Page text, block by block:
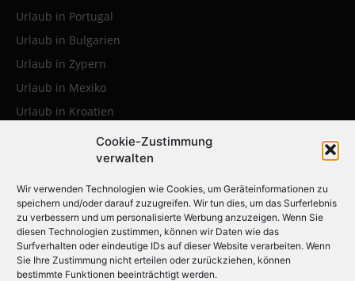
Cookie-Zustimmung
verwalten
Wir verwenden Technologien wie Cookies, um Geräteinformationen zu
speichern und/oder darauf zuzugreifen. Wir tun dies, um das Surferlebnis
zu verbessern und um personalisierte Werbung anzuzeigen. Wenn Sie
diesen Technologien zustimmen, können wir Daten wie das
Surfverhalten oder eindeutige IDs auf dieser Website verarbeiten. Wenn
Sie Ihre Zustimmung nicht erteilen oder zurückziehen, können
bestimmte Funktionen beeinträchtigt werden.
Urlaub in Portugal
Urlaub in Bulgarien
Urlaub in Zypern
Urlaub in Mexiko
Urlaub in Kroatien
Urlaub in Polen
Urlaub in der Karibik
Die beliebtesten Städtereisen:
Erleben Sie die faszinierendsten
Metropolen weltweit